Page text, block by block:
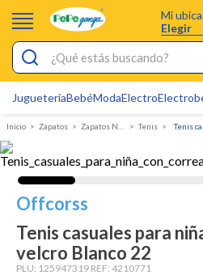
Mi
Elegir
¿Qué estás buscando?
JugueteriaBebéModaElectro
Zapatos Zapatos Ninas Tenis
Offcorss
Tenis casuales para
velcro Blanco 22
PLU: 125947319 REF: 4210771
Electro
Figuras Toy Story
Carters
Silla Mecedora Bebé